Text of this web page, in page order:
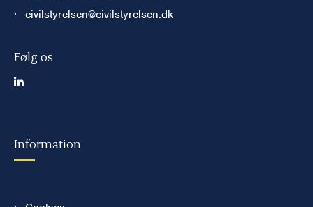
civilstyrelsen@civilstyrelsen.dk
Følg os
Information